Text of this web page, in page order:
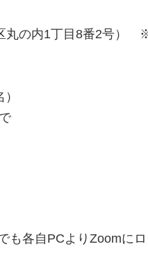
丸の内1丁目8番2号）
も各自PCよりZoomに